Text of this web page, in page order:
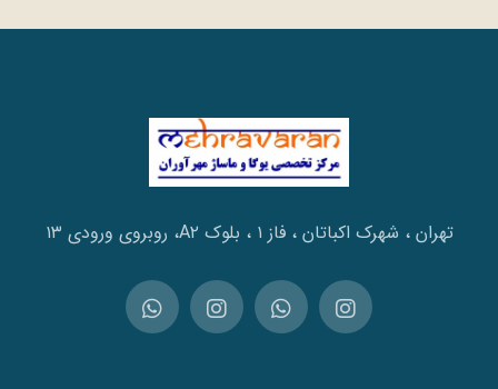
تهران ، شهرک اکباتان ، فاز ۱ ، بلوک A۲، روبروی ورودی ۱۳